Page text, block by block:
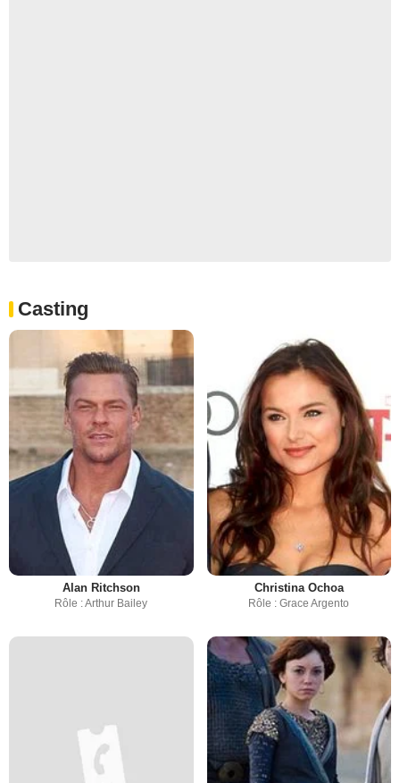
Casting
Alan Ritchson
Rôle : Arthur Bailey
Christina Ochoa
Rôle : Grace Argento